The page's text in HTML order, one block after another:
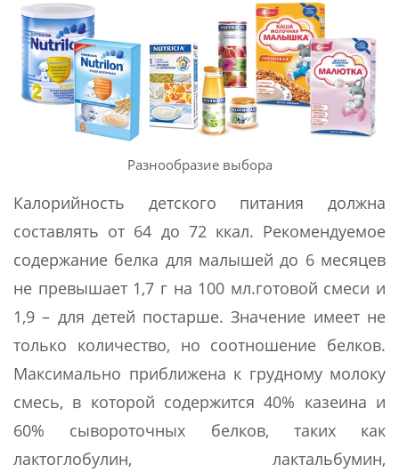
Разнообразие выбора
Калорийность детского питания должна
составлять от 64 до 72 ккал. Рекомендуемое
содержание белка для малышей до 6 месяцев
не превышает 1,7 г на 100 мл.готовой смеси и
1,9 – для детей постарше. Значение имеет не
только количество, но соотношение белков.
Максимально приближена к грудному молоку
смесь, в которой содержится 40% казеина и
60% сывороточных белков, таких как
лактоглобулин, лактальбумин,